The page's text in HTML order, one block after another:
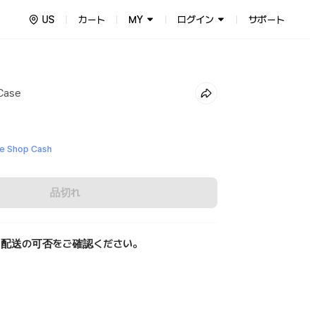
US カート MY ログイン サポート
Shop Cash
品切れ
送の可否をご確認ください。